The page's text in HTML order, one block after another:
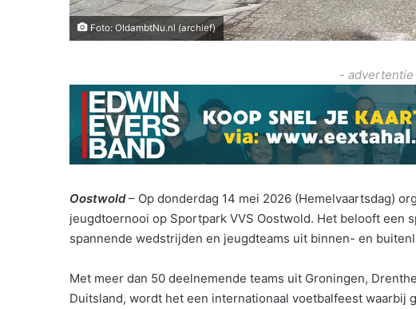
Foto: OldambtNu.nl (archief)
- advertentie
Oostwold– Op donderdag 14 mei 2026 (Hemelvaartsdag)
jeugdtoernooi op Sportpark VVS Oostwold. Het belooft een
spannende wedstrijden en jeugdteams uit binnen- en
Met meer dan 50 deelnemende teams uit Groningen,
Duitsland, wordt het een internationaal voetbalfeest waarbij